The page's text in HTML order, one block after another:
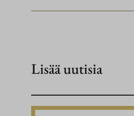
Lisää uutisia